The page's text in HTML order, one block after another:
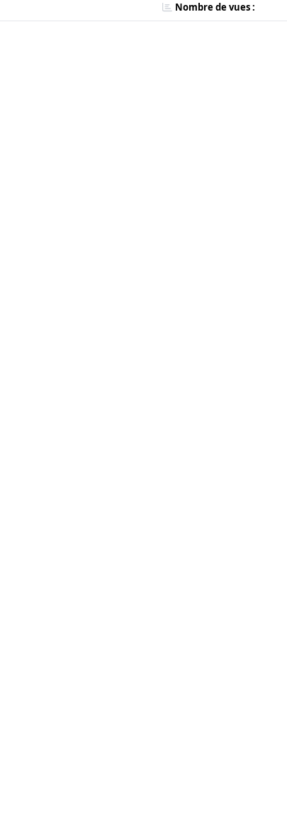
Nombre de vues :